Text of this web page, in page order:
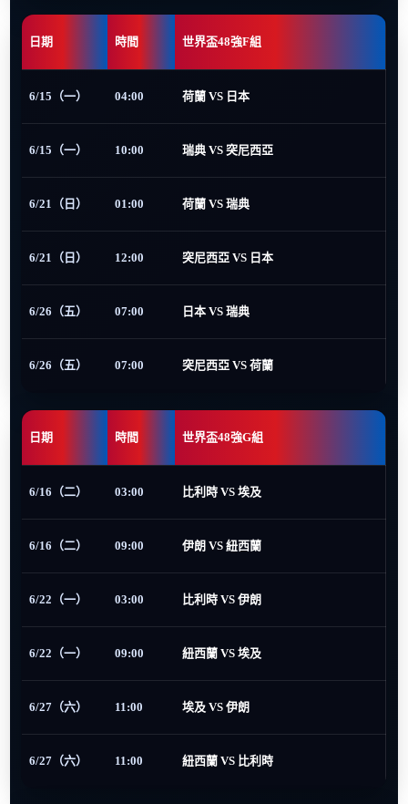
日期 時間 世界盃48強F組
6/15（一） 04:00 荷蘭 VS 日本
6/15（一） 10:00 瑞典 VS 突尼西亞
6/21（日） 01:00 荷蘭 VS 瑞典
6/21（日） 12:00 突尼西亞 VS 日本
6/26（五） 07:00 日本 VS 瑞典
6/26（五） 07:00 突尼西亞 VS 荷蘭
日期 時間 世界盃48強G組
6/16（二） 03:00 比利時 VS 埃及
6/16（二） 09:00 伊朗 VS 紐西蘭
6/22（一） 03:00 比利時 VS 伊朗
6/22（一） 09:00 紐西蘭 VS 埃及
6/27（六） 11:00 埃及 VS 伊朗
6/27（六） 11:00 紐西蘭 VS 比利時